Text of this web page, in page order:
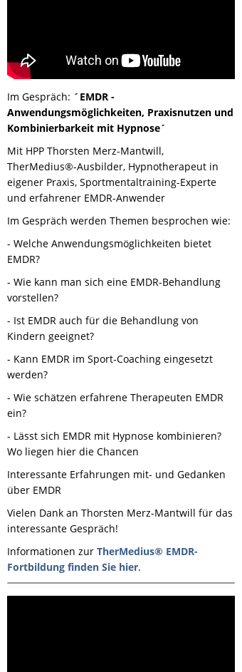
Im Gespräch: ´EMDR -
Anwendungsmöglichkeiten, Praxisnutzen und
Kombinierbarkeit mit Hypnose´
Mit HPP Thorsten Merz-Mantwill,
TherMedius®-Ausbilder, Hypnotherapeut in
eigener Praxis, Sportmentaltraining-Experte
und erfahrener EMDR-Anwender
Im Gespräch werden Themen besprochen wie:
- Welche Anwendungsmöglichkeiten bietet
EMDR?
- Wie kann man sich eine EMDR-Behandlung
vorstellen?
- Ist EMDR auch für die Behandlung von
Kindern geeignet?
- Kann EMDR im Sport-Coaching eingesetzt
werden?
- Wie schätzen erfahrene Therapeuten EMDR
ein?
- Lässt sich EMDR mit Hypnose kombinieren?
Wo liegen hier die Chancen
Interessante Erfahrungen mit- und Gedanken
über EMDR
Vielen Dank an Thorsten Merz-Mantwill für das
interessante Gespräch!
Informationen zur TherMedius® EMDR-
Fortbildung finden Sie hier.